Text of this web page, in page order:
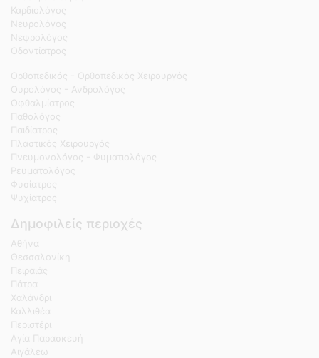
Καρδιολόγος
Νευρολόγος
Νεφρολόγος
Οδοντίατρος
Ορθοπεδικός - Ορθοπεδικός Χειρουργός
Ουρολόγος - Ανδρολόγος
Οφθαλμίατρος
Παθολόγος
Παιδίατρος
Πλαστικός Χειρουργός
Πνευμονολόγος - Φυματιολόγος
Ρευματολόγος
Φυσίατρος
Ψυχίατρος
Δημοφιλείς περιοχές
Αθήνα
Θεσσαλονίκη
Πειραιάς
Πάτρα
Χαλάνδρι
Καλλιθέα
Περιστέρι
Αγία Παρασκευή
Αιγάλεω